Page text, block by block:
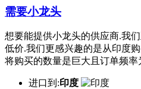
需要小龙头
想要能提供小龙头的供应商.我
低价.我们更感兴趣的是从印度
将购买的数量是巨大且订单频率
进口到:印度